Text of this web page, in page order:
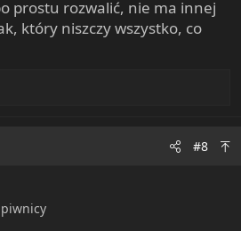
prostu rozwalić, nie ma innej
który niszczy wszystko, co
#8
piwnicy